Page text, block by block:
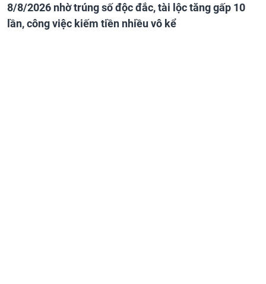
8/8/2026 nhờ trúng số độc đắc, tài lộc tăng gấp 10
lần, công việc kiếm tiền nhiều vô kể